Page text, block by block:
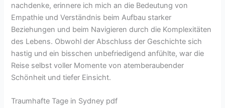
nachdenke, erinnere ich mich an die Bedeutung von
Empathie und Verständnis beim Aufbau starker
Beziehungen und beim Navigieren durch die Komplexitäten
des Lebens. Obwohl der Abschluss der Geschichte sich
hastig und ein bisschen unbefriedigend anfühlte, war die
Reise selbst voller Momente von atemberaubender
Schönheit und tiefer Einsicht.
Traumhafte Tage in Sydney pdf